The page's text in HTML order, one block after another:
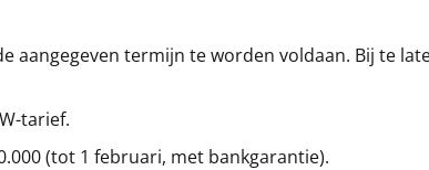
termijn te worden voldaan. Bij te
tarief.
(tot 1 februari, met bankgarantie).